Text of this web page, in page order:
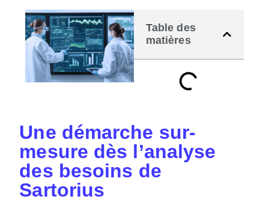
Table des
matières
Une démarche sur-
mesure dès l’analyse
des besoins de
Sartorius